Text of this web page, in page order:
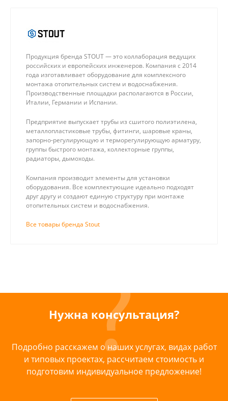
Продукция бренда STOUT — это коллаборация ведущих
российских и европейских инженеров. Компания с 2014
года изготавливает оборудование для комплексного
монтажа отопительных систем и водоснабжения.
Производственные площадки располагаются в России,
Италии, Германии и Испании.
Предприятие выпускает трубы из сшитого полиэтилена,
металлопластиковые трубы, фитинги, шаровые краны,
запорно-регулирующую и терморегулирующую арматуру,
группы быстрого монтажа, коллекторные группы,
радиаторы, дымоходы.
Компания производит элементы для установки
оборудования. Все комплектующие идеально подходят
друг другу и создают единую структуру при монтаже
отопительных систем и водоснабжения.
Все товары бренда Stout
Нужна консультация?
Подробно расскажем о наших услугах, видах работ
и типовых проектах, рассчитаем стоимость и
подготовим индивидуальное предложение!